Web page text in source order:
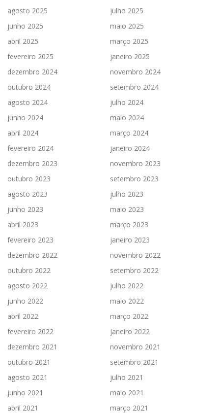
agosto 2025
julho 2025
junho 2025
maio 2025
abril 2025
março 2025
fevereiro 2025
janeiro 2025
dezembro 2024
novembro 2024
outubro 2024
setembro 2024
agosto 2024
julho 2024
junho 2024
maio 2024
abril 2024
março 2024
fevereiro 2024
janeiro 2024
dezembro 2023
novembro 2023
outubro 2023
setembro 2023
agosto 2023
julho 2023
junho 2023
maio 2023
abril 2023
março 2023
fevereiro 2023
janeiro 2023
dezembro 2022
novembro 2022
outubro 2022
setembro 2022
agosto 2022
julho 2022
junho 2022
maio 2022
abril 2022
março 2022
fevereiro 2022
janeiro 2022
dezembro 2021
novembro 2021
outubro 2021
setembro 2021
agosto 2021
julho 2021
junho 2021
maio 2021
abril 2021
março 2021